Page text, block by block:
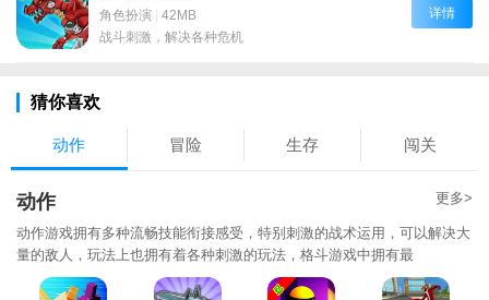
角色扮演 | 42MB
战斗刺激，解决各种危机
详情
猜你喜欢
动作 冒险 生存 闯关
动作 更多>
动作游戏拥有多种流畅技能衔接感受，特别刺激的战术运用，可以解决大
量的敌人，玩法上也拥有着各种刺激的玩法，格斗游戏中拥有最